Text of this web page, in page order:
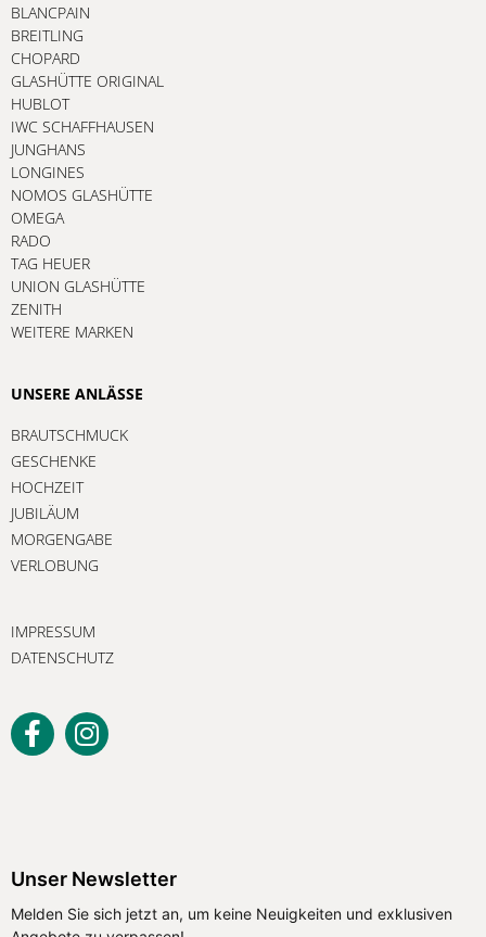
BLANCPAIN
BREITLING
CHOPARD
GLASHÜTTE ORIGINAL
HUBLOT
IWC SCHAFFHAUSEN
JUNGHANS
LONGINES
NOMOS GLASHÜTTE
OMEGA
RADO
TAG HEUER
UNION GLASHÜTTE
ZENITH
WEITERE MARKEN
UNSERE ANLÄSSE
BRAUTSCHMUCK
GESCHENKE
HOCHZEIT
JUBILÄUM
MORGENGABE
VERLOBUNG
IMPRESSUM
DATENSCHUTZ
Unser Newsletter
Melden Sie sich jetzt an, um keine Neuigkeiten und exklusiven